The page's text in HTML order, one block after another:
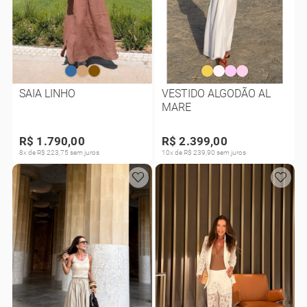
SAIA LINHO
R$ 1.790,00
8x de R$ 223,75 sem juros
VESTIDO ALGODÃO AL
MARE
R$ 2.399,00
10x de R$ 239,90 sem juros